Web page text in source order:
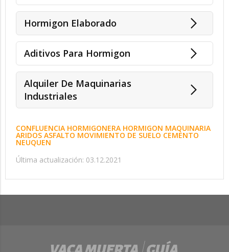
Hormigon Elaborado
Aditivos Para Hormigon
Alquiler De Maquinarias
Industriales
CONFLUENCIA HORMIGONERA HORMIGON MAQUINARIA
ARIDOS ASFALTO MOVIMIENTO DE SUELO CEMENTO
NEUQUEN
Última actualización: 03.12.2021